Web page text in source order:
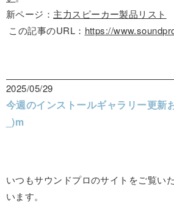
新ページ： 主力スピーカー製品リスト
この記事のURL： https://
2025/05/29
今週のインストールギャラリー更新
_)m
いつもサウンドプロのサイトをご覧い
います。